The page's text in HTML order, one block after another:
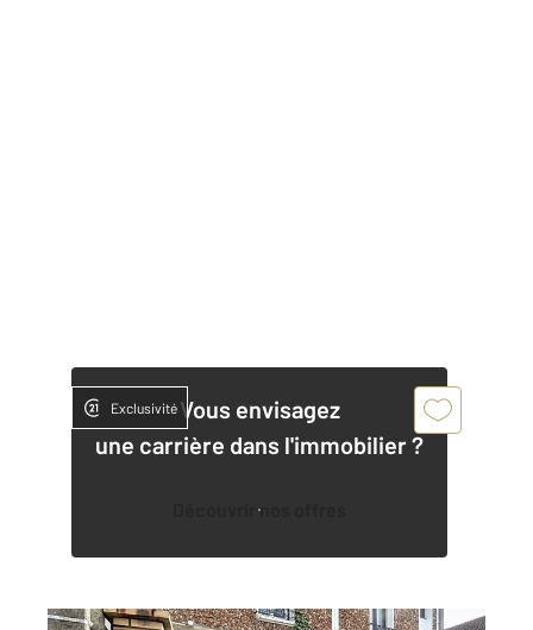
Vous envisagez
une carrière dans l'immobilier ?
Découvrir nos offres
Exclusivité